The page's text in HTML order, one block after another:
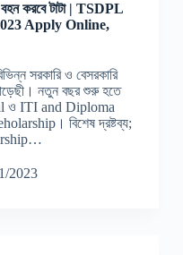
করবে টাটা | TSDPL
Apply Online,
সরকারি ও বেসরকারি
নতুন বছর শুরু হতে
ও ITI and Diploma
বিশেষ দ্রষ্টব্য;
2023